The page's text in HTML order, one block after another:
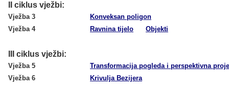
II ciklus vježbi:
Vježba 3
Konveksan poligon
Vježba 4
Ravnina tijelo Objekti
III ciklus vježbi:
Vježba 5
Transformacija pogleda i perspektivna
Vježba 6
Krivulja Bezijera